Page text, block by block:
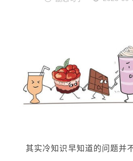
其实冷知识早知道的问题并